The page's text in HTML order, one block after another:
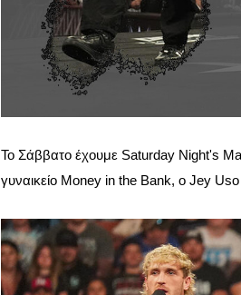
Το Σάββατο έχουμε Saturday Night's
γυναικείο Money in the Bank, ο Jey